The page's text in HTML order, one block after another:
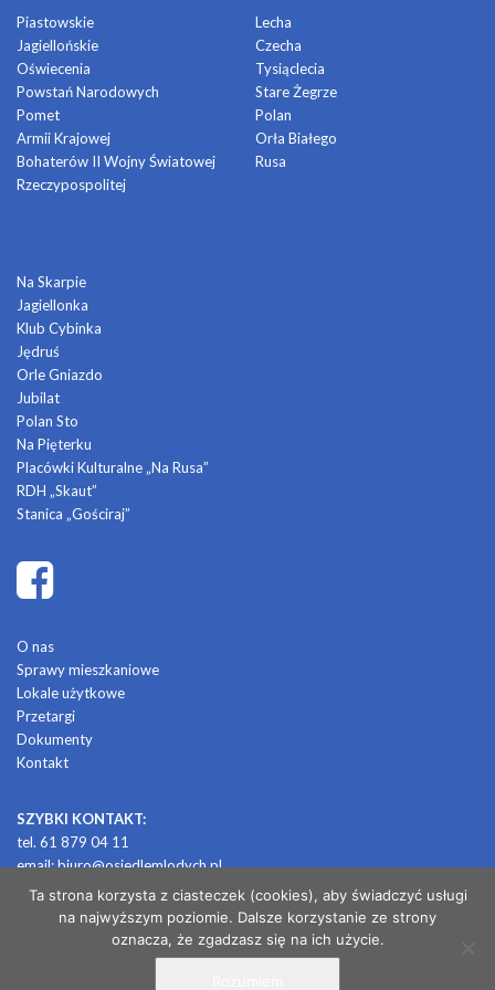
Piastowskie
Jagiellońskie
Oświecenia
Powstań Narodowych
Pomet
Armii Krajowej
Bohaterów II Wojny Światowej
Rzeczypospolitej
Lecha
Czecha
Tysiąclecia
Stare Żegrze
Polan
Orła Białego
Rusa
Na Skarpie
Jagiellonka
Klub Cybinka
Jędruś
Orle Gniazdo
Jubilat
Polan Sto
Na Pięterku
Placówki Kulturalne „Na Rusa”
RDH „Skaut”
Stanica „Gościraj”
O nas
Sprawy mieszkaniowe
Lokale użytkowe
Przetargi
Dokumenty
Kontakt
SZYBKI KONTAKT:
tel. 61 879 04 11
email:biuro@osiedlemlodych.pl
© 2026 OSIEDLE MŁODYCH
Ta strona korzysta z ciasteczek (cookies), aby świadczyć usługi
na najwyższym poziomie. Dalsze korzystanie ze strony
oznacza, że zgadzasz się na ich użycie.